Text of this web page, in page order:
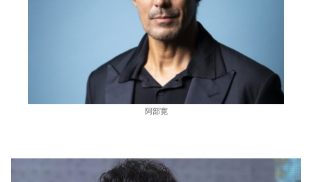
阿部寛